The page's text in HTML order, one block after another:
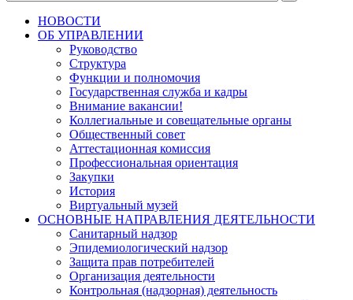
НОВОСТИ
ОБ УПРАВЛЕНИИ
Руководство
Структура
Функции и полномочия
Государственная служба и кадры
Внимание вакансии!
Коллегиальные и совещательные органы
Общественный совет
Аттестационная комиссия
Профессиональная ориентация
Закупки
История
Виртуальный музей
ОСНОВНЫЕ НАПРАВЛЕНИЯ ДЕЯТЕЛЬНОСТИ
Санитарный надзор
Эпидемиологический надзор
Защита прав потребителей
Организация деятельности
Контрольная (надзорная) деятельность